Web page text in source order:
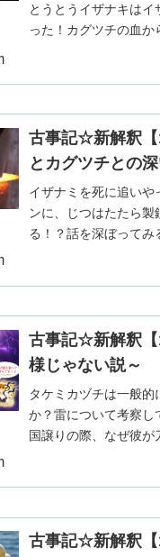
とうとうイザナキは
った！カグツチの血
古事記☆新解釈
とカグツチとの
イザナミを死に追い
ンに、じつはたたら
る！？話を深ぼって
古事記☆新解釈
様じゃない説～
タケミカヅチは一般
か？雷について考察し
国譲りの際、なぜ彼
古事記☆新解釈